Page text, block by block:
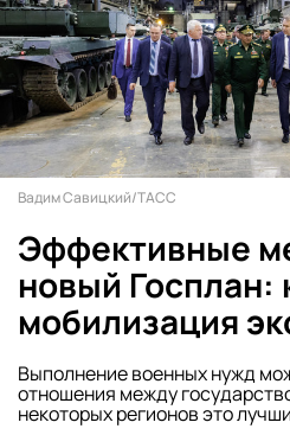
Вадим Савицкий/ТАСС
Эффективные
новый Госплан:
мобилизация
Выполнение военных нужд
отношения между
некоторых регионов это